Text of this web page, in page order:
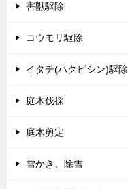
害獣駆除
コウモリ駆除
イタチ(ハクビシン)駆除
庭木伐採
庭木剪定
雪かき、除雪